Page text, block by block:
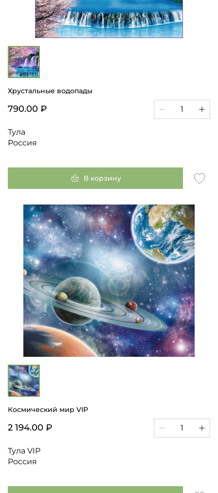
Хрустальные водопады
790.00 ₽
Тула
Россия
В корзину
Космический мир VIP
2 194.00 ₽
Тула VIP
Россия